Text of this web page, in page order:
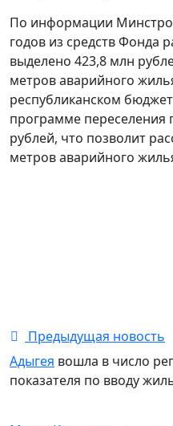
По информации
годов из средств Фонда
выделено 423,8 млн
метров аварийного
республиканском
программе переселения
рублей, что позволит
метров аварийного
Предыдущая новость
Адыгея вошла в число
показателя по вводу